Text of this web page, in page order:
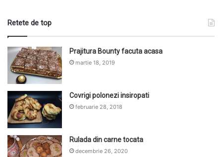
Retete de top
Prajitura Bounty facuta acasa
martie 18, 2019
Covrigi polonezi insiropati
februarie 28, 2018
Rulada din carne tocata
decembrie 26, 2020